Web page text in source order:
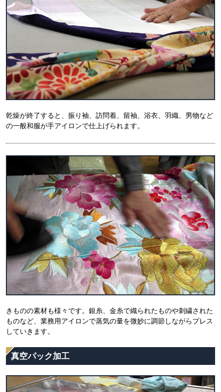
乾燥が終了すると、振り袖、訪問着、留袖、浴衣、羽織、男物など
の一般和服が手アイロンで仕上げられます。
きものの素材も様々です。銀糸、金糸で織られたものや刺繍された
ものなど、業務用アイロンで蒸気の量を微妙に調節しながらプレス
していきます。
真空パック加工